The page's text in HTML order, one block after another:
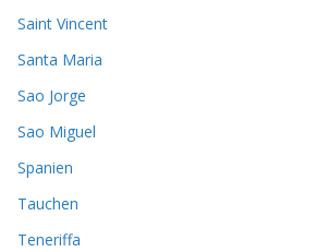
Saint Vincent
Santa Maria
Sao Jorge
Sao Miguel
Spanien
Tauchen
Teneriffa